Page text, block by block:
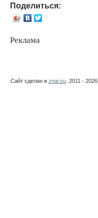
Поделиться:
Реклама
Сайт сделан в znai.su . 2011 - 2026